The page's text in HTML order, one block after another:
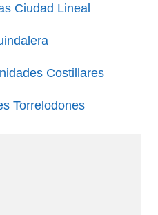
Ciudad Lineal
Costillares
Torrelodones